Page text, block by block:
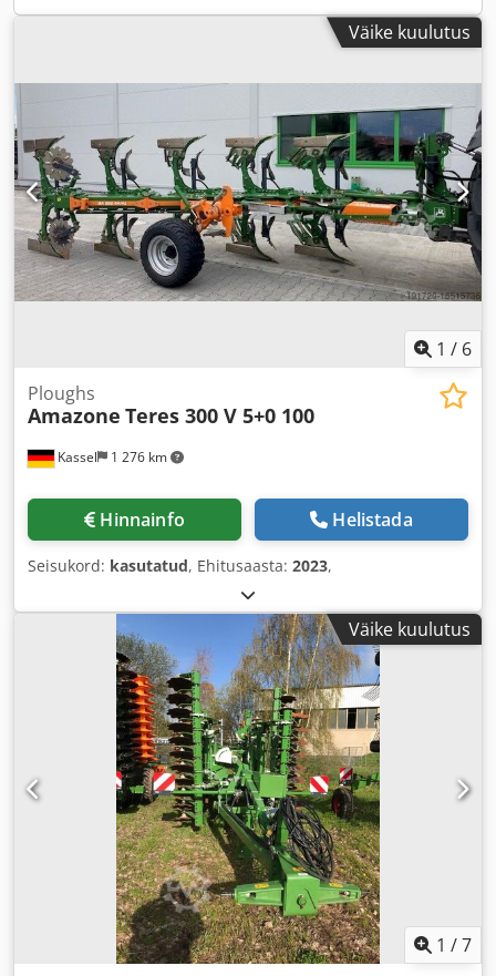
Väike kuulutus
1 / 6
Kassel 1 276 km
Ploughs
Amazone Teres 300 V 5+0 100
Hinnainfo Helistada
Seisukord: kasutatud, Ehitusaasta: 2023,
Väike kuulutus
1 /7